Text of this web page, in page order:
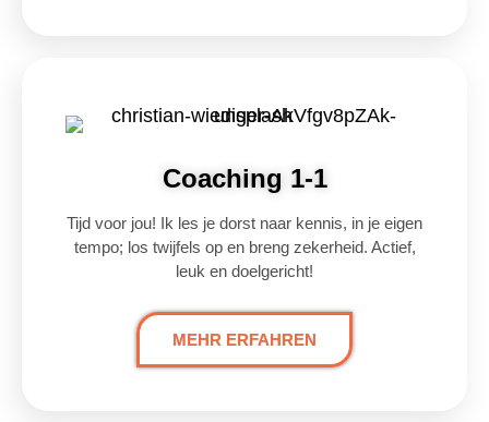
Coaching 1-1
Tijd voor jou! Ik les je dorst naar kennis, in je eigen
tempo; los twijfels op en breng zekerheid. Actief,
leuk en doelgericht!
MEHR ERFAHREN